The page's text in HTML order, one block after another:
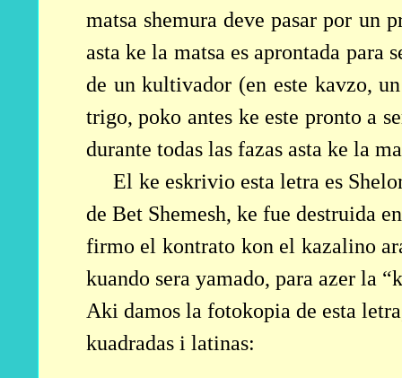
matsa shemura deve pasar por un
asta ke la matsa es aprontada para
de un kultivador (en este kavzo,
trigo, poko antes ke este pronto a
durante todas las fazas asta ke la
El ke eskrivio esta letra es
de Bet Shemesh, ke fue destruida
firmo el kontrato kon el kazalino
kuando sera yamado, para azer la
Aki damos la fotokopia de esta
kuadradas i latinas: